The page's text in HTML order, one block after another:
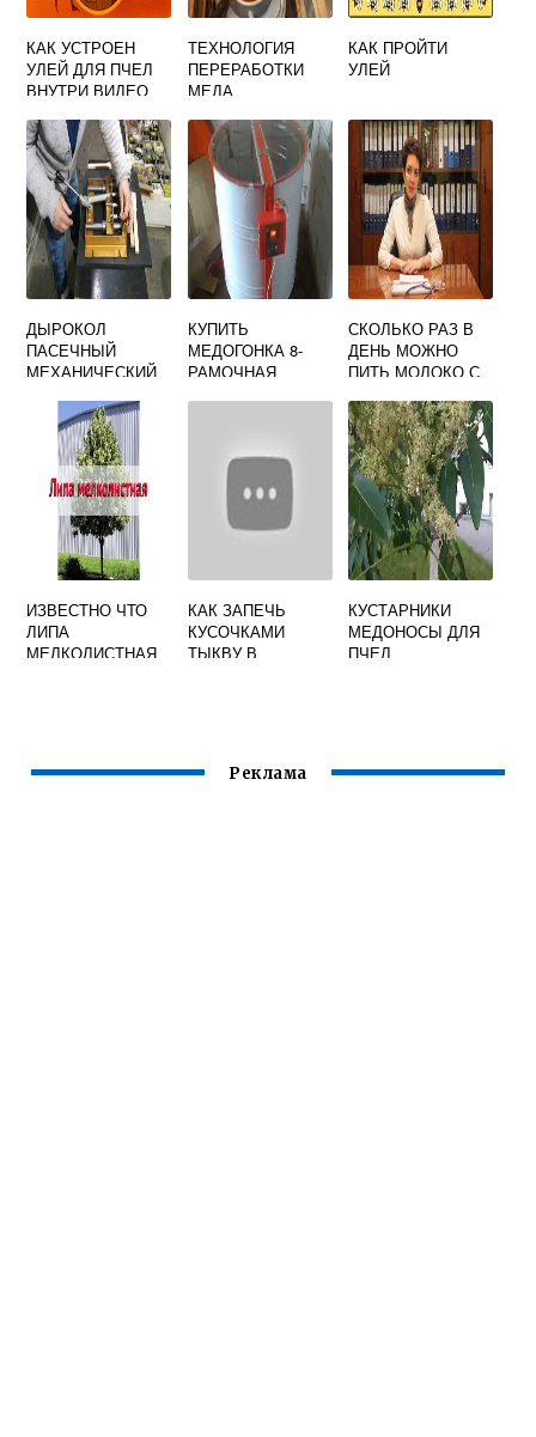
КАК УСТРОЕН
УЛЕЙ ДЛЯ ПЧЕЛ
ВНУТРИ ВИДЕО
ТЕХНОЛОГИЯ
ПЕРЕРАБОТКИ
МЕДА
КАК ПРОЙТИ
УЛЕЙ
ДЫРОКОЛ
ПАСЕЧНЫЙ
МЕХАНИЧЕСКИЙ
ОТВЕРСТИЙ С
ЗАПРЕССОВЫВАН
ИЕМ ВТУЛОК
КУПИТЬ
МЕДОГОНКА 8-
РАМОЧНАЯ
ДВИГАТЕЛЕМ
СКОЛЬКО РАЗ В
ДЕНЬ МОЖНО
ПИТЬ МОЛОКО С
ИЗВЕСТНО ЧТО
ЛИПА
МЕЛКОЛИСТНАЯ
КАК ЗАПЕЧЬ
КУСОЧКАМИ
ТЫКВУ В
КУСТАРНИКИ
МЕДОНОСЫ ДЛЯ
ПЧЕЛ
Реклама